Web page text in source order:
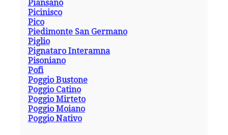
Piansano
Picinisco
Pico
Piedimonte San Germano
Piglio
Pignataro Interamna
Pisoniano
Pofi
Poggio Bustone
Poggio Catino
Poggio Mirteto
Poggio Moiano
Poggio Nativo